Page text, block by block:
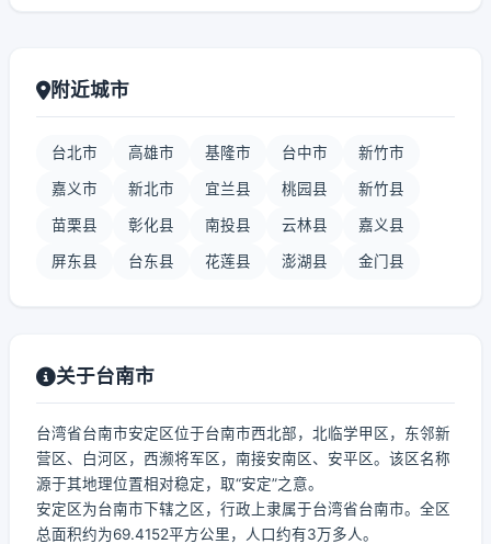
附近城市
台北市 高雄市 基隆市 台中市 新竹市
嘉义市 新北市 宜兰县 桃园县 新竹县
苗栗县 彰化县 南投县 云林县 嘉义县
屏东县 台东县 花莲县 澎湖县 金门县
关于台南市
台湾省台南市安定区位于台南市西北部，北临学甲区，东邻新
营区、白河区，西濒将军区，南接安南区、安平区。该区名称
源于其地理位置相对稳定，取“安定”之意。
安定区为台南市下辖之区，行政上隶属于台湾省台南市。全区
总面积约为69.4152平方公里，人口约有3万多人。